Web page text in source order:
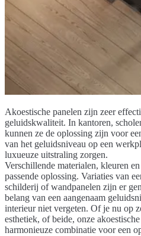
Akoestische panelen zijn zeer
geluidskwaliteit. In kantoren,
kunnen ze de oplossing zijn voor
van het geluidsniveau op een
luxueuze uitstraling zorgen.
Verschillende materialen, kleuren
passende oplossing. Variaties van
schilderij of wandpanelen zijn er
belang van een aangenaam
interieur niet vergeten. Of je nu op
esthetiek, of beide, onze
harmonieuze combinatie voor een